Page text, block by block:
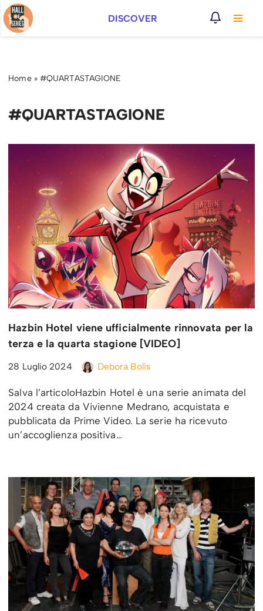
Vai
DISCOVER
Home» #QUARTASTAGIONE
#QUARTASTAGIONE
Hazbin Hotel viene ufficialmente rinnovata per la
terza e la quarta stagione [VIDEO]
28 Luglio 2024 Debora Bolis
Salva l’articoloHazbin Hotel è una serie animata del
2024 creata da Vivienne Medrano, acquistata e
pubblicata da Prime Video. La serie ha ricevuto
un’accoglienza positiva…